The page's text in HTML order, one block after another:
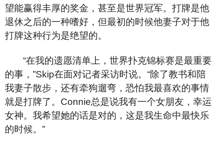
望能赢得丰厚的奖金，甚至是世界冠军。打牌是他
退休之后的一种嗜好，但最初的时候他妻子对于他
打牌这种行为是绝望的。
“在我的遗愿清单上，世界扑克锦标赛是最重要
的事，”Skip在面对记者采访时说。“除了教书和陪
我妻子散步，还有牵狗遛弯，恐怕我最喜欢的事情
就是打牌了。Connie总是说我有一个女朋友，幸运
女神。我希望她的话是对的，这是我生命中最快乐
的时候。”